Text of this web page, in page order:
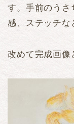
す。手前のうさ
感、ステッチな
改めて完成画像